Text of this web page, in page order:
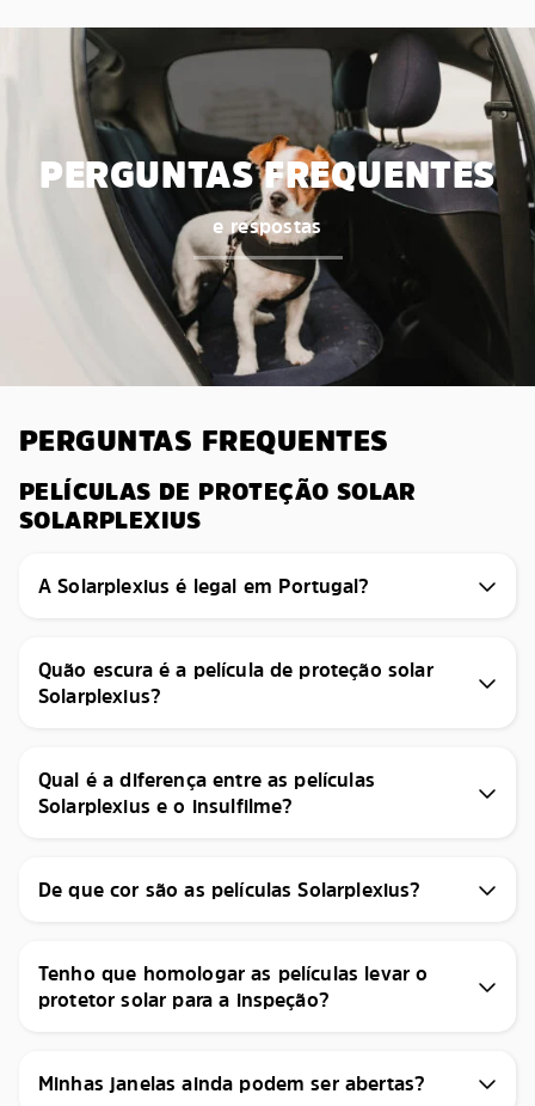
PERGUNTAS FREQUENTES
e respostas
PERGUNTAS FREQUENTES
PELÍCULAS DE PROTEÇÃO SOLAR
SOLARPLEXIUS
A Solarplexius é legal em Portugal?
Quão escura é a película de proteção solar
Solarplexius?
Qual é a diferença entre as películas
Solarplexius e o insulfilme?
De que cor são as películas Solarplexius?
Tenho que homologar as películas levar o
protetor solar para a inspeção?
Minhas janelas ainda podem ser abertas?